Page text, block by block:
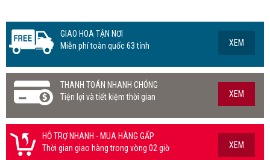
GIAO HOA TẬN NƠI
Miễn phí toàn quốc 63 tỉnh
XEM
THANH TOÁN NHANH CHÓNG
Tiện lợi và tiết kiệm thời gian
XEM
HỖ TRỢ NHANH - MUA HÀNG GẤP
Thời gian giao hàng trong vòng 02 giờ
XEM